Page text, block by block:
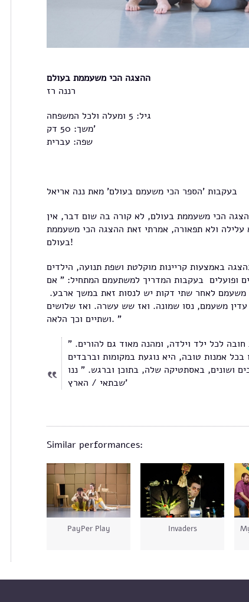
ההצגה הכי משעממת בעולם
רננה רז
גיל: 5 ומעלה ולכל המשפחה
משך: 50 דק'
שפה: עברית
בעקבות 'הספר הכי משעמם בעולם' מאת ננה אריאל
הכי משעממת בעולם, לא קורה בה שום דבר, אין
עלילה ולא תפאורה, אמרתי זאת ההצגה הכי משעממת
בעולם!
באמצעות קריינות מוקלטת ושפת תנועה, הילדים
ופועלים בעקבות המדריך למשתעמם המתחיל: " אם
משעמם לאחר שתי דקות יש לנסות זאת במשך ארבע.
משעמם, נסו שמונה. ואז שש עשרה. ואז שלושים
ושתיים וכך הלאה. "
" זו הצגת חובה לכל ילד וילדה, ומהנה מאוד גם להורים.
בכל אמנות טובה, היא נוגעת במקומות וברבדים
ושונים, באסתטיקה שלה, בתוכן וברגש. " ננו
שבתאי / הארץ'
Similar performances:
PayPer Play Invaders